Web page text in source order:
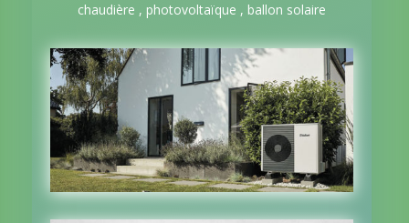
chaudière , photovoltaïque , ballon solaire